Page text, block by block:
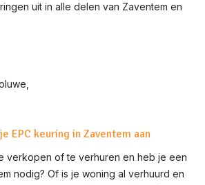
uit in alle delen van Zaventem en
EPC keuring in Zaventem aan
verkopen of te verhuren en heb je een
nodig? Of is je woning al verhuurd en